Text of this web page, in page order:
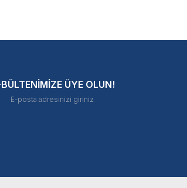
ÜYE OLUN!